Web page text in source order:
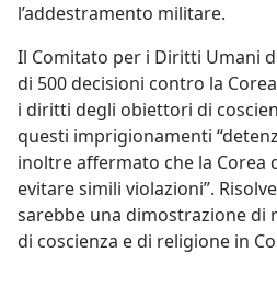
l’addestramento militare.
Il Comitato per i Diritti Umani
di 500 decisioni contro la
i diritti degli obiettori di
questi imprigionamenti
inoltre affermato che la Corea
evitare simili violazioni”.
sarebbe una dimostrazione di
di coscienza e di religione in